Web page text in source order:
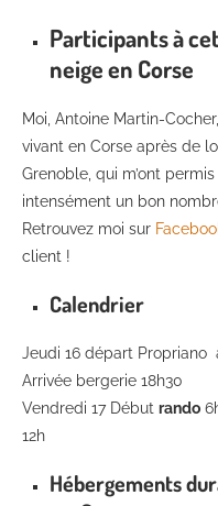
Participants à
neige en Corse
Moi, Antoine Martin-
vivant en Corse après de
Grenoble, qui m’ont
intensément un bon
Retrouvez moi sur
client !
Calendrier
Jeudi 16 départ Propriano
Arrivée bergerie 18h30
Vendredi 17 Début rando
12h
Hébergements